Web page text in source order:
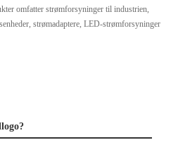
omfatter strømforsyninger til industrien,
strømadaptere, LED-strømforsyninger